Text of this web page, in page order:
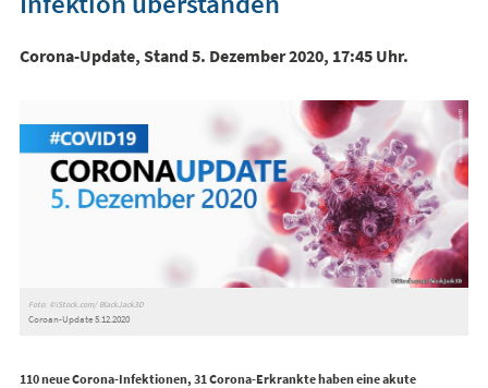
Corona-Update, Stand 5. Dezember 2020, 17:45 Uhr.
Foto: ©iStock.com/ BlackJack3D
Coroan-Update 5.12.2020
110 neue Corona-Infektionen, 31 Corona-Erkrankte haben eine akute